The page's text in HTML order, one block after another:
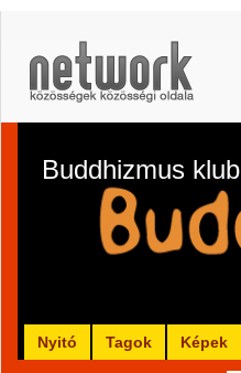
Buddhizmus klub
Nyitó Tagok Képek